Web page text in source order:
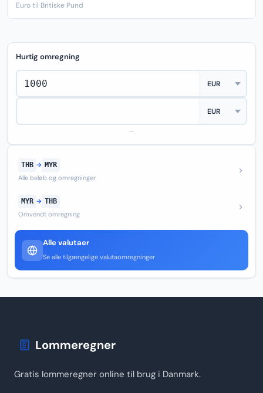
Euro til Britiske Pund
Hurtig omregning
—
THB → MYR
Alle beløb og omregninger
MYR → THB
Omvendt omregning
Alle valutaer
Se alle tilgængelige valutaomregninger
Lommeregner
Gratis lommeregner online til brug i Danmark.